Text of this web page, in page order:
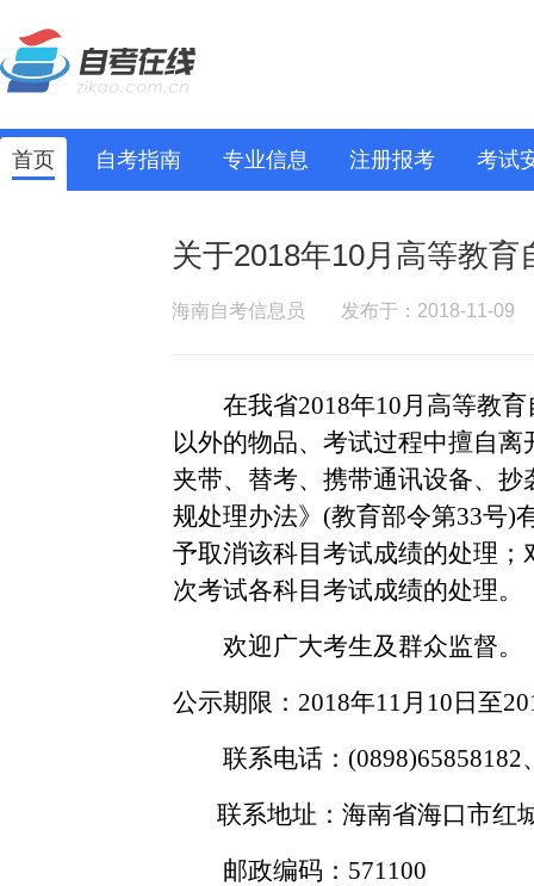
首页 自考指南 专业信息 注册报考 考试
关于2018年10月高等教
海南自考信息员 发布于：2018-11-09
在我省2018年10月高等教
以外的物品、考试过程中擅自离
夹带、替考、 携带通讯设备、抄
规处理办法》 (教育部令第33号)
予取消该科目考试成绩的处理；
次考试各科目考试成绩的处理。
欢迎广大考生及群众监督。
公示期限： 2018年11月 10日至20
联系电话： (0898)65858182
联系地址：海南省海口市红
邮政编码： 571100